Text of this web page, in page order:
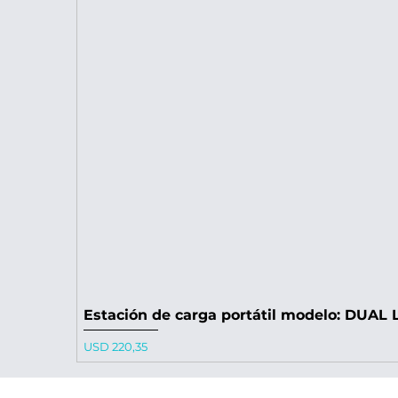
Estación de carga portátil modelo: DUAL
Precio
USD 220,35